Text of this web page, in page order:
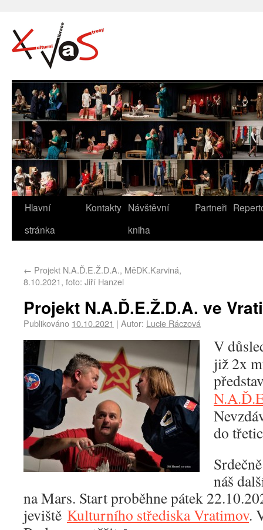
Hlavní
stránka
Kontakty Návštěvní
kniha
Partneři
← Projekt N.A.Ď.E.Ž.D.A., MěDK.Karviná,
8.10.2021, foto: Jiří Hanzel
Projekt N.A.Ď.E.Ž.D.A. ve
Publikováno 10.10.2021 | Autor: Lucie Ráczová
V
již 2x
do
náš
na Mars. Start proběhne pátek
jeviště Kulturního střediska Vratimov.